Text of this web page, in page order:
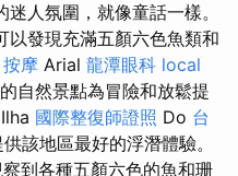
人氛圍，就像童話一樣。
以發現充滿五顏六色魚類和
摩 Arial 龍潭眼科 local
自然景點為冒險和放鬆提
Ilha 國際整復師證照 Do 台
該地區最好的浮潛體驗。
到各種五顏六色的魚和珊